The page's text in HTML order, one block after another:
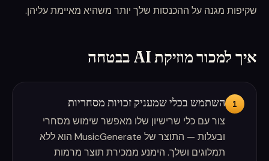
שקיפות מגנה על ההכנסות שלך יותר משהיא מאיימת עליהן.
איך למכור מוזיקת AI בבטחה
1 השתמש בכלי שמעניק זכויות מסחריות
צור עם כלי שרישיון שלו מאפשר שימוש מסחרי
ובעלות — התוצר של MusicGenerate הוא ללא
תמלוגים ושלך. הימנע ממכירת תוצר מרמות